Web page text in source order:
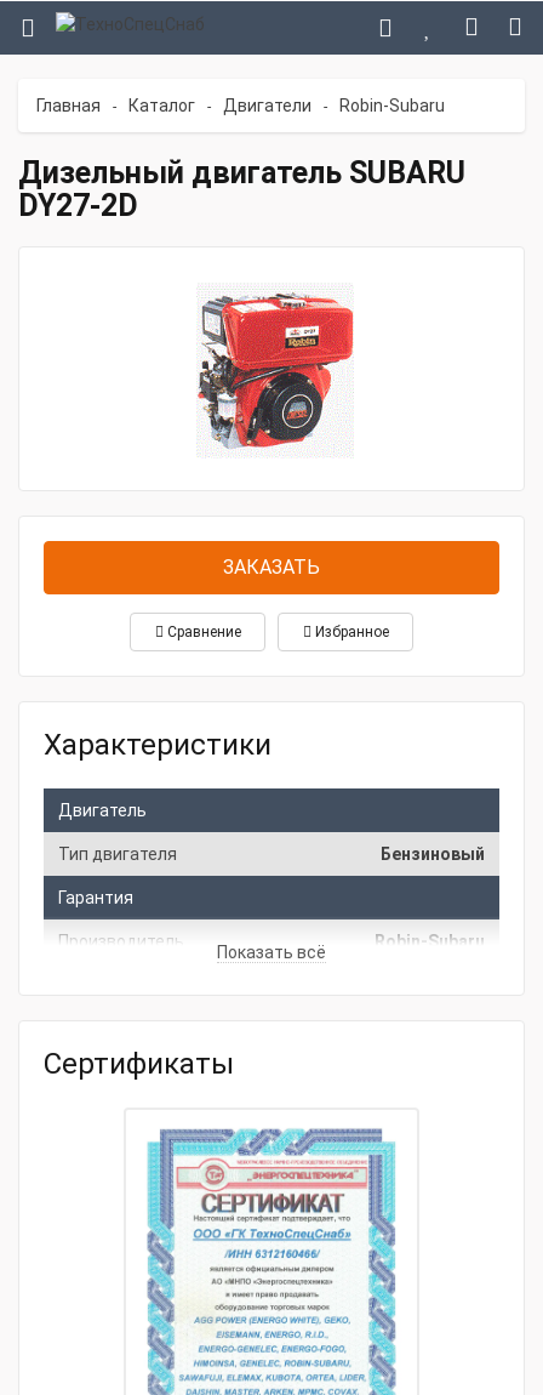
Главная - Каталог - Двигатели - Robin-Subaru
Дизельный двигатель SUBARU
DY27-2D
ЗАКАЗАТЬ
Сравнение Избранное
Характеристики
Двигатель
Тип двигателя Бензиновый
Гарантия
Производитель Robin-Subaru
Обьём картера, л
зажигание
Рабочий обьём, см3
Номинальная мощность, кВт при 3600 мин
Направление вращения
коленчатого вала
Против часовой стрелки,
относительно вала
Система охлаждения Воздушная
Тип товара Дизельный двигатель
Показать всё
Сертификаты